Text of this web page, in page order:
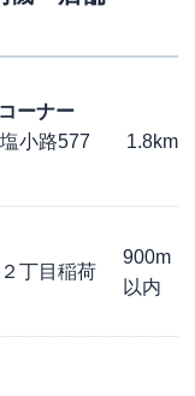
ーナー
小路577
1.8km
丁目稲荷
900m
以内